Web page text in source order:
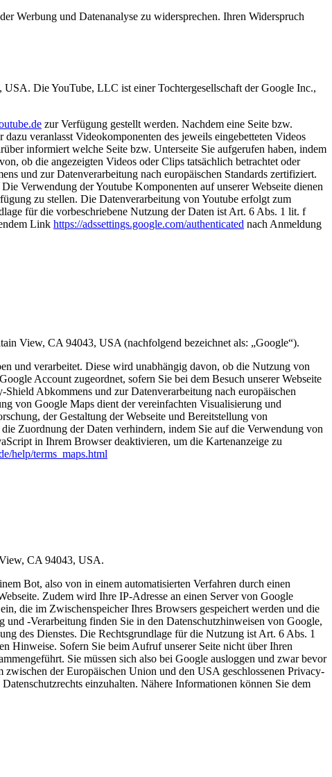
Werbung und Datenanalyse zu widersprechen. Ihren Widerspruch
Die YouTube, LLC ist einer Tochtergesellschaft der Google Inc.,
zur Verfügung gestellt werden. Nachdem eine Seite bzw.
veranlasst Videokomponenten des jeweils eingebetteten Videos
informiert welche Seite bzw. Unterseite Sie aufgerufen haben, indem
ob die angezeigten Videos oder Clips tatsächlich betrachtet oder
und zur Datenverarbeitung nach europäischen Standards zertifiziert.
Verwendung der Youtube Komponenten auf unserer Webseite dienen
zu stellen. Die Datenverarbeitung von Youtube erfolgt zum
für die vorbeschriebene Nutzung der Daten ist Art. 6 Abs. 1 lit. f
Link https://adssettings.google.com/authenticated nach Anmeldung
View, CA 94043, USA (nachfolgend bezeichnet als: „Google“).
und verarbeitet. Diese wird unabhängig davon, ob die Nutzung von
Account zugeordnet, sofern Sie bei dem Besuch unserer Webseite
Abkommens und zur Datenverarbeitung nach europäischen
von Google Maps dient der vereinfachten Visualisierung und
der Gestaltung der Webseite und Bereitstellung von
Zuordnung der Daten verhindern, indem Sie auf die Verwendung von
in Ihrem Browser deaktivieren, um die Kartenanzeige zu
help/terms_maps.html
CA 94043, USA.
Bot, also von in einem automatisierten Verfahren durch einen
Zudem wird Ihre IP-Adresse an einen Server von Google
die im Zwischenspeicher Ihres Browsers gespeichert werden und die
-Verarbeitung finden Sie in den Datenschutzhinweisen von Google,
des Dienstes. Die Rechtsgrundlage für die Nutzung ist Art. 6 Abs. 1
Hinweise. Sofern Sie beim Aufruf unserer Seite nicht über Ihren
Sie müssen sich also bei Google ausloggen und zwar bevor
der Europäischen Union und den USA geschlossenen Privacy-
einzuhalten. Nähere Informationen können Sie dem